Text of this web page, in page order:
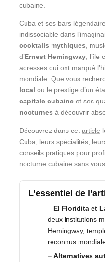
cubaine.
Cuba et ses bars
indissociable dans
cocktails mythiques,
d’Ernest Hemingway, l’île
adresses qui ont marqué
mondiale. Que vous
local ou le prestige d’un
capitale cubaine et ses
nocturnes à découvrir
Découvrez dans cet article
Cuba, leurs spécialités,
conseils pratiques pour
nocturne cubaine sans
L’essentiel de
El Floridita et
deux institutions
Hemingway,
reconnus
Alternatives